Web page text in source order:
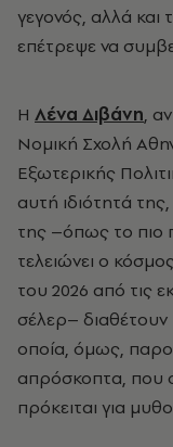
γεγονός, αλλά και
επέτρεψε να
Η Λένα Διβάνη,
Νομική Σχολή
Εξωτερικής
αυτή ιδιότητά
της –όπως το πιο
τελειώνει ο
του 2026 από τις
σέλερ– διαθέτουν
οποία, όμως,
απρόσκοπτα, που
πρόκειται για